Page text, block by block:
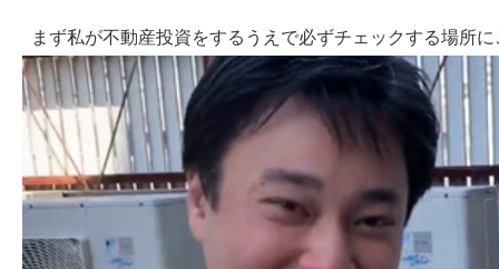
まず私が不動産投資をするうえで必ずチェックする場所